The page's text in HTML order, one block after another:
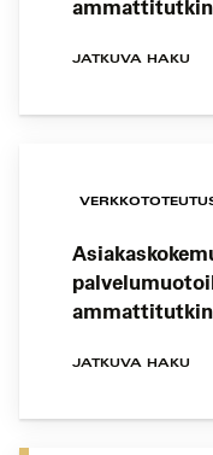
JATKUVA HAKU
JATKUVA HAKU